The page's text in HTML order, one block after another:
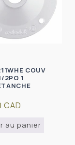
COUV
2PO 1
CAD
au panier